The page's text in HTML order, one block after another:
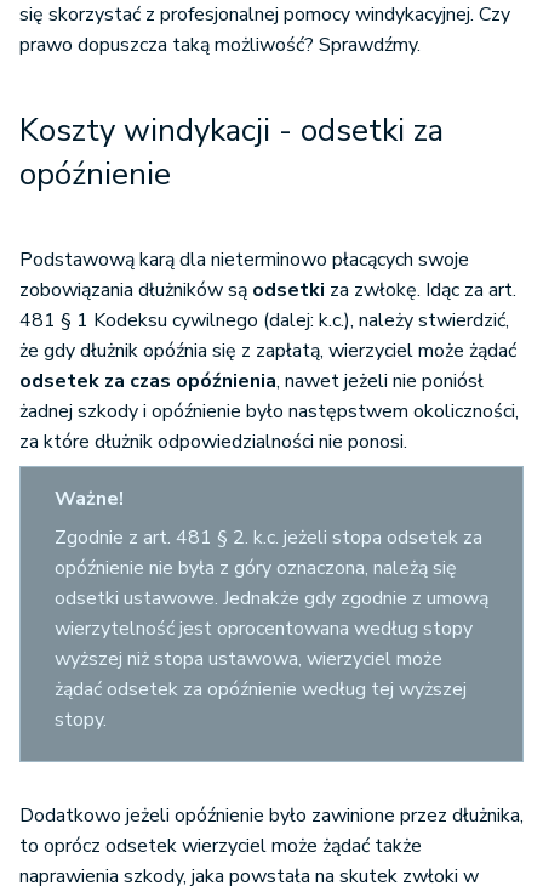
się skorzystać z profesjonalnej pomocy windykacyjnej. Czy
prawo dopuszcza taką możliwość? Sprawdźmy.
Koszty windykacji - odsetki za
opóźnienie
Podstawową karą dla nieterminowo płacących swoje
zobowiązania dłużnikówsą odsetki za zwłokę. Idąc za art.
481 § 1 Kodeksu cywilnego (dalej: k.c.), należy stwierdzić,
że gdy dłużnik opóźnia się z zapłatą, wierzyciel może żądać
odsetek za czas opóźnienia, nawet jeżeli nie poniósł
żadnej szkody i opóźnienie było następstwem okoliczności,
za które dłużnik odpowiedzialności nie ponosi.
Ważne!
Zgodnie z art. 481 § 2. k.c. jeżeli stopa odsetek za
opóźnienie nie była z góry oznaczona, należą się
odsetki ustawowe. Jednakże gdy zgodnie z umową
wierzytelność jest oprocentowana według stopy
wyższej niż stopa ustawowa, wierzyciel może
żądać odsetek za opóźnienie według tej wyższej
stopy.
Dodatkowo jeżeli opóźnienie było zawinione przez dłużnika,
to oprócz odsetek wierzyciel może żądać także
naprawienia szkody, jaka powstała na skutek zwłoki w